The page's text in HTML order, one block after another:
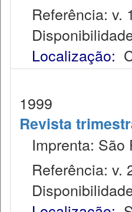
Referência: v.
Localização:
1999
Revista
Imprenta: São
Referência: v.